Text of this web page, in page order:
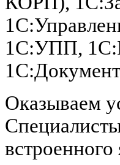
1С:УПП,
Оказываем